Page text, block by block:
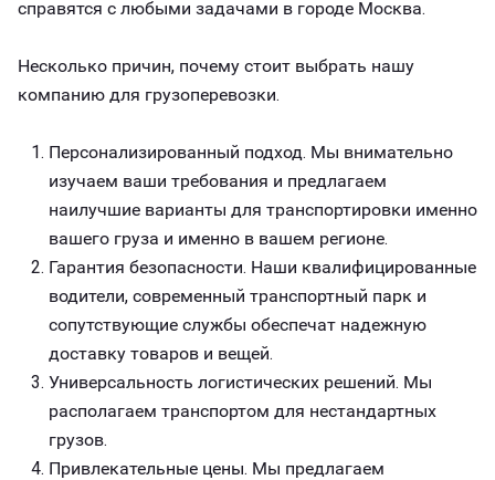
справятся с любыми задачами в городе Москва.
Несколько причин, почему стоит выбрать нашу
компанию для грузоперевозки.
Персонализированный подход. Мы внимательно
изучаем ваши требования и предлагаем
наилучшие варианты для транспортировки именно
вашего груза и именно в вашем регионе.
Гарантия безопасности. Наши квалифицированные
водители, современный транспортный парк и
сопутствующие службы обеспечат надежную
доставку товаров и вещей.
Универсальность логистических решений. Мы
располагаем транспортом для нестандартных
грузов.
Привлекательные цены. Мы предлагаем